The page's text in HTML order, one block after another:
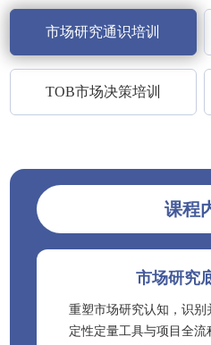
市场研究通识培训
TOB市场决策培训
课程
市场研究
重塑市场研究认知，识别
定性定量工具与项目全